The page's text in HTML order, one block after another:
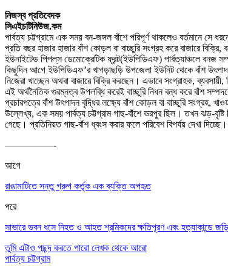
নিজস্ব প্রতিবেদক
সিএইচটিনিউজ.কম
পার্বত্য চট্টগ্রামে এক সময় বন-জঙ্গল বাঁশে পরিপূর্ণ থাকলেও বর্তমানে
প্রতি বছর হাজার হাজারবাঁশ কোড়ল বা বাচ্ছুরি সংগ্রহ করে বাজারে
ইউনাইটেড পিপল্‌স ডেমোক্রেটিক ফ্রন্ট(ইউপিডিএফ) পার্বত্যাঞ্চলে বনজ
কিছুদিন আগে ইউপিডিএফ’র খাগড়াছড়ি উপজেলা ইউনিট থেকে বাঁশ উৎ
নিজেরা খাচ্ছেন অথবা বাজারে বিক্রি করছেন। এভাবে সংগ্রাহক,
এই অর্থনৈতিক গুরম্নত্ব উপলব্ধি করেই বাচ্ছুরি নিধন বন্ধ করে বাঁশ
প্রচারপত্রে বাঁশ উৎপাদন বৃদ্ধির লক্ষ্যে বাঁশ কোড়ল বা বাচ্ছুরি সংগ্রহ,
উল্লেখ্য, এক সময় পার্বত্য চট্টগ্রাম গাছ-বাঁশে ভরপুর ছিল। তখন ঝড়-
গেছে। প্রতিনিয়ত গাছ-বাঁশ ধ্বংস করার ফলে পরিবেশ বিপর্যয় দেখা দিচ্ছে।
—————-
আগে
রাঙামাটিতে সন্তু গ্রুপ কর্তৃক এক ব্যক্তি অপহৃত
পরে
সাভারে ভবন ধসে নিহত ও আহত শ্রমিকদের ক্ষতিপূরণ এবং হত্যাকান্ডে
তুমি এটাও পছন্দ করতে পারো লেখক থেকে আরো
পার্বত্য চট্টগ্রাম